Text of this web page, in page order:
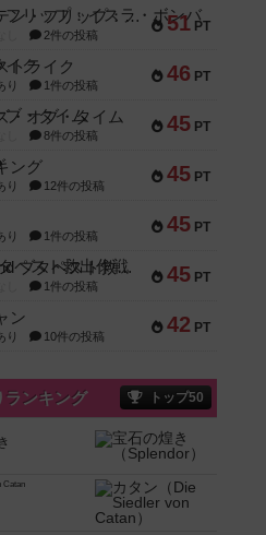
51 PT
キャプテン・フリップ：イスラ・ボンバ
2件の投稿
46 PT
トライク
り 1件の投稿
45 PT
・オブ・タイム
8件の投稿
45 PT
ング
り 12件の投稿
45 PT
り 1件の投稿
45 PT
Bitter End ブタペスト救出作戦
1件の投稿
42 PT
ン
り 10件の投稿
ランキング トップ50
Catan